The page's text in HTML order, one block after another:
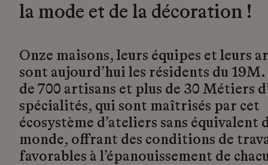
la mode et de la décoration !
Onze maisons, leurs équipes et leurs
sont aujourd’hui les résidents du
de 700 artisans et plus de 30 Métiers
spécialités, qui sont maîtrisés par cet
écosystème d’ateliers sans équivalent
monde, offrant des conditions de
favorables à l’épanouissement de